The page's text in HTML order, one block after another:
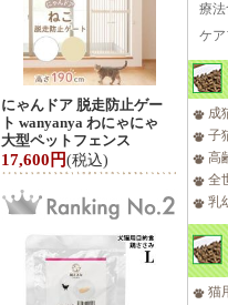
にゃんドア 脱走防止ゲー
ト wanyanya わにゃにゃ
大型ペットフェンス
17,600円(税込)
療法
ケア
成
子
高
全
乳
猫